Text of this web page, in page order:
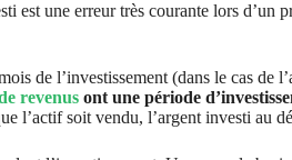
est une erreur très courante lors d’un
de l’investissement (dans le cas de
revenus ont une période
l’actif soit vendu, l’argent investi au